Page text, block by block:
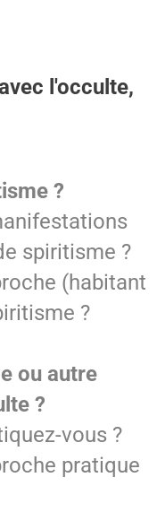
l'occulte,
?
spiritisme ?
(habitant
?
ou autre
?
vous ?
pratique